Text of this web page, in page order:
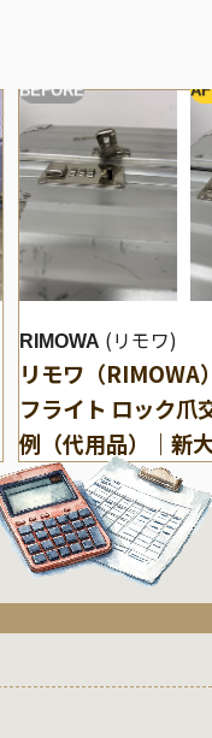
BEFORE
RIMOWA (リモワ)
リモワ（RIMOWA
フライト ロック爪
例（代用品）｜新